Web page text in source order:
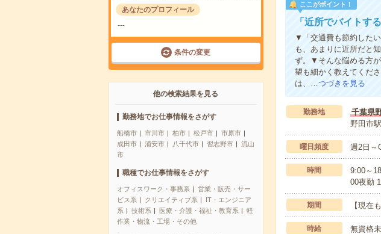
あなたのプロフィール
---
条件の変更
他の検索結果を見る
勤務地でお仕事情報をさがす
船橋市 市川市 柏市 松戸市
市原市
成田市
浦安市 八千代市 習志野市
流山
市
職種でお仕事情報をさがす
オフィスワーク・事務系
営業・販売・サー
ビス系
クリエイティブ系
IT・エンジニア
系
技術系 医療・介護・福祉・教育系
軽
作業・物流・工場・その他
ここがポイント！
「近所でバイトす
▼「交通費も節約した
も、あまりに近所だと
ず。▼そんな悩める方
望も細かく教えてくだ
は、…つづきを見る
勤務地
千葉県
野田市
曜日頻度 週2日～
時間
9:00～
00夜勤
期間 【現在
時給 無資格